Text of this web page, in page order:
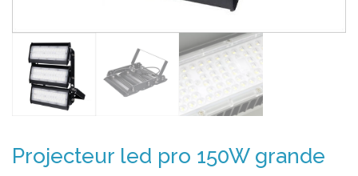
Projecteur led pro 150W grande